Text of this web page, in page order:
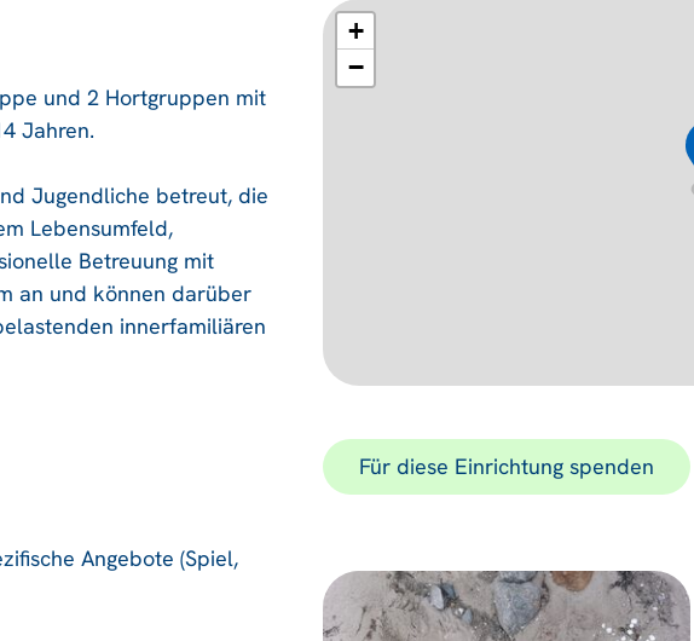
und 2 Hortgruppen mit
Jahren.
Jugendliche betreut, die
Lebensumfeld,
Betreuung mit
an und können darüber
innerfamiliären
Angebote (Spiel,
+
−
Für diese Einrichtung spenden